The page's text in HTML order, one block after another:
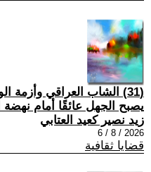
(31) الشاب العراقي وأزمة
يصبح الجهل عائقًا أمام
زيد نصير كعيد العتابي
2026 / 8 / 6
قضايا ثقافية